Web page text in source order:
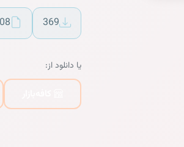
369
یا دانلود از: